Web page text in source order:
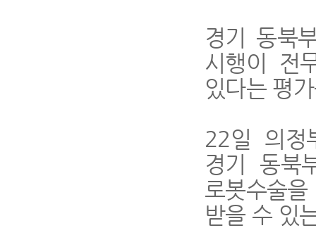
경기 동북
시행이 전
있다는 평
22일 의정
경기 동북
로봇수술
받을 수 있